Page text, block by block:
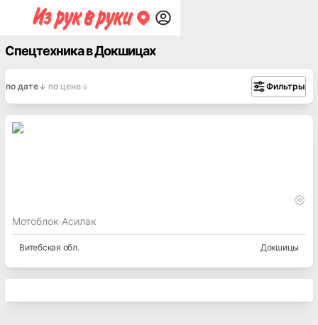
Спецтехника в Докшицах
по дате по цене Фильтры
Мотоблок Асилак
Витебская обл. Докшицы